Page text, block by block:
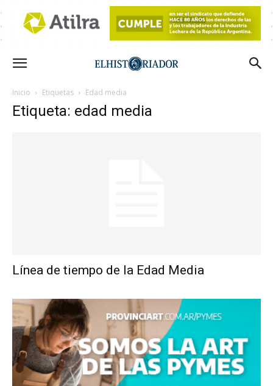
Inicio Etiquetas Edad media
Etiqueta: edad media
Línea de tiempo de la Edad Media